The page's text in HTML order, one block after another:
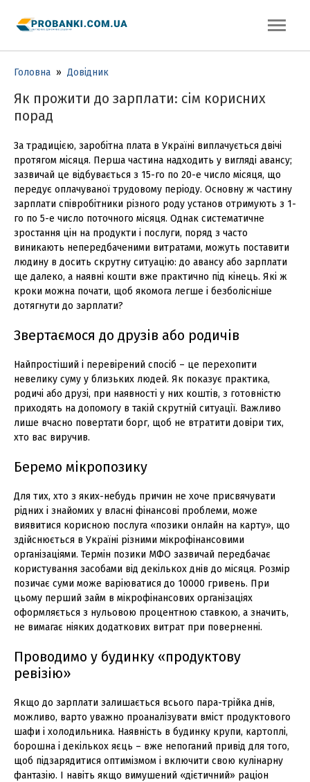
Головна » Довідник
Як прожити до зарплати: сім корисних
порад
За традицією, заробітна плата в Україні виплачується двічі
протягом місяця. Перша частина надходить у вигляді авансу;
зазвичай це відбувається з 15-го по 20-е число місяця, що
передує оплачуваної трудовому періоду. Основну ж частину
зарплати співробітники різного роду установ отримують з 1-
го по 5-е число поточного місяця. Однак систематичне
зростання цін на продукти і послуги, поряд з часто
виникають непередбаченими витратами, можуть поставити
людину в досить скрутну ситуацію: до авансу або зарплати
ще далеко, а наявні кошти вже практично під кінець. Які ж
кроки можна почати, щоб якомога легше і безболісніше
дотягнути до зарплати?
Звертаємося до друзів або родичів
Найпростіший і перевірений спосіб – це перехопити
невелику суму у близьких людей. Як показує практика,
родичі або друзі, при наявності у них коштів, з готовністю
приходять на допомогу в такій скрутній ситуації. Важливо
лише вчасно повертати борг, щоб не втратити довіри тих,
хто вас виручив.
Беремо мікропозику
Для тих, хто з яких-небудь причин не хоче присвячувати
рідних і знайомих у власні фінансові проблеми, може
виявитися корисною послуга «позики онлайн на карту», ​​що
здійснюється в Україні різними мікрофінансовими
організаціями. Термін позики МФО зазвичай передбачає
користування засобами від декількох днів до місяця. Розмір
позичає суми може варіюватися до 10000 гривень. При
цьому перший займ в мікрофінансових організаціях
оформляється з нульовою процентною ставкою, а значить,
не вимагає ніяких додаткових витрат при поверненні.
Проводимо у будинку «продуктову
ревізію»
Якщо до зарплати залишається всього пара-трійка днів,
можливо, варто уважно проаналізувати вміст продуктового
шафи і холодильника. Наявність в будинку крупи, картоплі,
борошна і декількох яєць – вже непоганий привід для того,
щоб підзарядитися оптимізмом і включити свою кулінарну
фантазію. І навіть якщо вимушений «дієтичний» раціон